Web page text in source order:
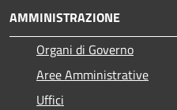
AMMINISTRAZIONE
Organi di Governo
Aree Amministrative
Uffici